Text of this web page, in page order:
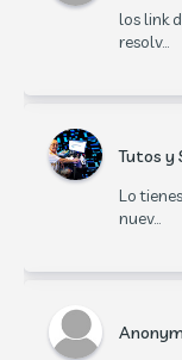
los link
resolv...
Tutos y
Lo
nuev...